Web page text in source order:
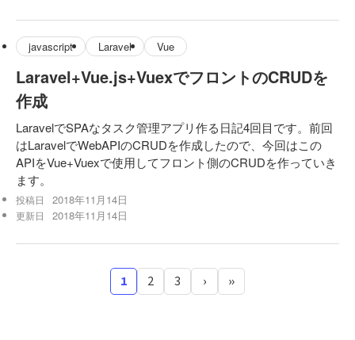
javascript Laravel Vue
Laravel+Vue.js+VuexでフロントのCRUDを
作成
LaravelでSPAなタスク管理アプリ作る日記4回目です。前回
はLaravelでWebAPIのCRUDを作成したので、今回はこの
APIをVue+Vuexで使用してフロント側のCRUDを作っていき
ます。
投稿日 2018年11月14日
更新日 2018年11月14日
1 2 3 › »